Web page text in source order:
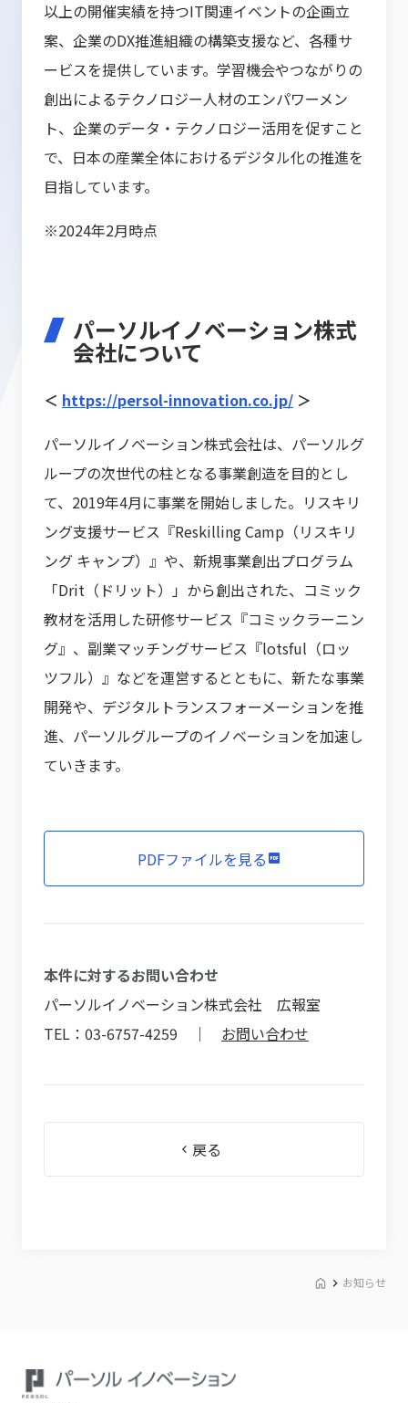
以上の開催実績を持つIT関連イベントの企画立
案、企業のDX推進組織の構築支援など、各種サ
ービスを提供しています。学習機会やつながりの
創出によるテクノロジー人材のエンパワーメン
ト、企業のデータ・テクノロジー活用を促すこと
で、日本の産業全体におけるデジタル化の推進を
目指しています。
※2024年2月時点
パーソルイノベーション株式
会社について
＜ https://persol-innovation.co.jp/ ＞
パーソルイノベーション株式会社は、パーソルグ
ループの次世代の柱となる事業創造を目的とし
て、2019年4月に事業を開始しました。リスキリ
ング支援サービス『Reskilling Camp（リスキリ
ング キャンプ）』や、新規事業創出プログラム
「Drit（ドリット）」から創出された、コミック
教材を活用した研修サービス『コミックラーニン
グ』、副業マッチングサービス『lotsful（ロッ
ツフル）』などを運営するとともに、新たな事業
開発や、デジタルトランスフォーメーションを推
進、パーソルグループのイノベーションを加速し
ていきます。
PDFファイルを見る
本件に対するお問い合わせ
パーソルイノベーション株式会社 広報室
TEL：03-6757-4259 ｜ お問い合わせ
戻る
お知らせ